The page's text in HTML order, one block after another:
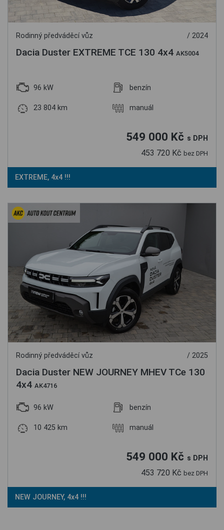
Rodinný předváděcí vůz / 2024
Dacia Duster EXTREME TCE 130 4x4 AK5004
96 kW benzín
23 804 km manuál
549 000 Kč s DPH
453 720 Kč bez DPH
EXTREME, 4x4 !!!
Rodinný předváděcí vůz / 2025
Dacia Duster NEW JOURNEY MHEV TCe 130
4x4 AK4716
96 kW benzín
10 425 km manuál
549 000 Kč s DPH
453 720 Kč bez DPH
NEW JOURNEY, 4x4 !!!